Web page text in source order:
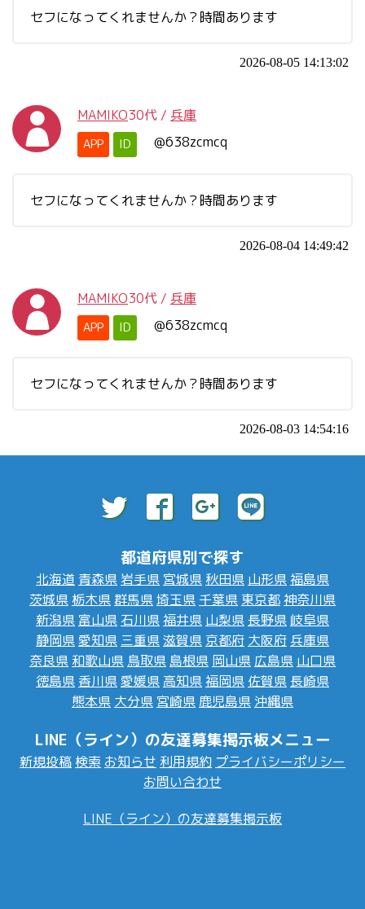
セフになってくれませんか？時間あります
2026-08-05 14:13:02
MAMIKO30代 / 兵庫
APP ID @638zcmcq
セフになってくれませんか？時間あります
2026-08-04 14:49:42
MAMIKO30代 / 兵庫
APP ID @638zcmcq
セフになってくれませんか？時間あります
2026-08-03 14:54:16
都道府県別で探す
北海道 青森県 岩手県 宮城県 秋田県 山形県福島県
茨城県 栃木県群馬県埼玉県 千葉県 東京都神奈川県
新潟県 富山県 石川県福井県 山梨県 長野県 岐阜県
静岡県愛知県 三重県滋賀県 京都府 大阪府 兵庫県
奈良県 和歌山県 鳥取県 島根県 岡山県 広島県 山口県
徳島県 香川県愛媛県 高知県福岡県 佐賀県 長崎県
熊本県 大分県 宮崎県 鹿児島県 沖縄県
LINE（ライン）の友達募集掲示板メニュー
新規投稿 検索 お知らせ 利用規約 プライバシーポリシー
お問い合わせ
LINE（ライン）の友達募集掲示板